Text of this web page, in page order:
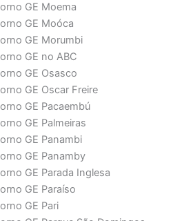
GE Moema
GE Moóca
GE Morumbi
GE no ABC
GE Osasco
GE Oscar Freire
GE Pacaembú
GE Palmeiras
GE Panambi
GE Panamby
GE Parada Inglesa
GE Paraíso
GE Pari